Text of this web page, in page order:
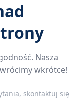
Nasza
wkrótce!
skontaktuj się